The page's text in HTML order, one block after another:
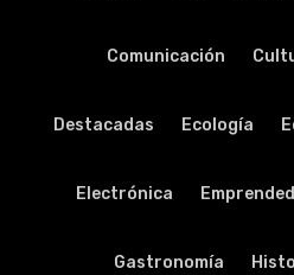
Comunicación
Destacadas Ecología
Electrónica
Gastronomía